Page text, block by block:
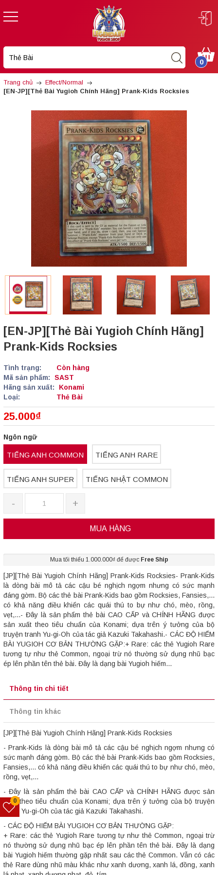
0
Trang chủ
Effect/Normal
[EN-JP][Thẻ Bài Yugioh Chính Hãng] Prank-Kids Rocksies
[EN-JP][Thẻ Bài Yugioh Chính Hãng]
Prank-Kids Rocksies
Tình trạng:
Còn hàng
Mã sản phẩm:
SAST
Hãng sản xuất:
Konami
Loại:
Thẻ Bài
25.000₫
Ngôn ngữ
TIẾNG ANH COMMON TIẾNG ANH RARE
TIẾNG ANH SUPER TIẾNG NHẬT COMMON
- +
MUA HÀNG
Mua tối thiểu 1.000.000₫ để được Free Ship
[JP][Thẻ Bài Yugioh Chính Hãng] Prank-Kids Rocksies- Prank-Kids
là dòng bài mô tả các cậu bé nghịch ngợm nhưng có sức mạnh
đáng gờm. Bộ các thẻ bài Prank-Kids bao gồm Rocksies, Fansies,...
có khả năng điều khiển các quái thú to bự như chó, mèo, rồng,
vẹt,...- Đây là sản phẩm thẻ bài CAO CẤP và CHÍNH HÃNG được
sản xuất theo tiêu chuẩn của Konami; dựa trên ý tưởng của bộ
truyện tranh Yu-gi-Oh của tác giả Kazuki Takahashi.- CÁC ĐỘ HIẾM
BÀI YUGIOH CƠ BẢN THƯỜNG GẶP:+ Rare: các thẻ Yugioh Rare
tương tự như thẻ Common, ngoại trừ nó thường sử dụng nhũ bạc
ép lên phần tên thẻ bài. Đây là dạng bài Yugioh hiếm...
Thông tin chi tiết
Thông tin khác
[JP][Thẻ Bài Yugioh Chính Hãng] Prank-Kids Rocksies
- Prank-Kids là dòng bài mô tả các cậu bé nghịch ngợm nhưng có
sức mạnh đáng gờm. Bộ các thẻ bài Prank-Kids bao gồm Rocksies,
Fansies,... có khả năng điều khiển các quái thú to bự như chó, mèo,
rồng, vẹt,...
- Đây là sản phẩm thẻ bài CAO CẤP và CHÍNH HÃNG được sản
xuất theo tiêu chuẩn của Konami; dựa trên ý tưởng của bộ truyện
tranh Yu-gi-Oh của tác giả Kazuki Takahashi.
- CÁC ĐỘ HIẾM BÀI YUGIOH CƠ BẢN THƯỜNG GẶP:
+ Rare: các thẻ Yugioh Rare tương tự như thẻ Common, ngoại trừ
nó thường sử dụng nhũ bạc ép lên phần tên thẻ bài. Đây là dạng
bài Yugioh hiếm thường gặp nhất sau các thẻ Common. Vẫn có các
thẻ Rare dùng nhũ màu khác như xanh dương, xanh lá, đồng, xanh
0